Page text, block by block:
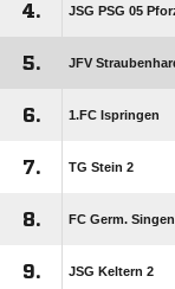
4. JSG PSG 05
5. JFV
6. 1.FC Ispringen
7. TG Stein 2
8. FC Germ.
9. JSG Keltern 2